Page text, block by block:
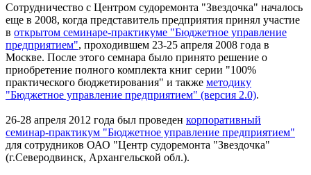
Сотрудничество с Центром судоремонта "Звездочка" началось
еще в 2008, когда представитель предприятия принял участие
в открытом семинаре-практикуме "Бюджетное управление
предприятием", проходившем 23-25 апреля 2008 года в
Москве. После этого семнара было принято решение о
приобретение полного комплекта книг серии "100%
практического бюджетирования" и также методику
"Бюджетное управление предприятием" (версия 2.0).
26-28 апреля 2012 года был проведен корпоративный
семинар-практикум "Бюджетное управление предприятием"
для сотрудников ОАО "Центр судоремонта "Звездочка"
(г.Северодвинск, Архангельской обл.).